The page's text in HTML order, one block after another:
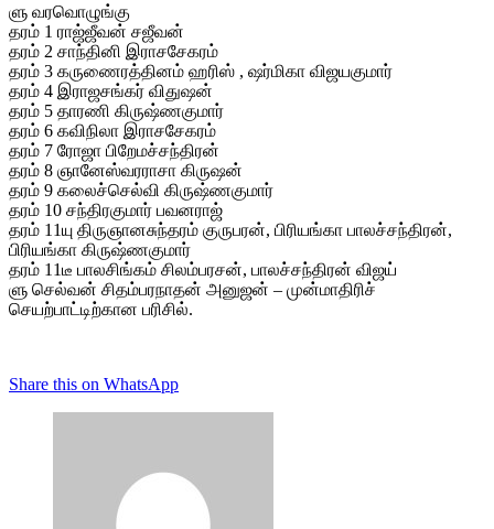
ளு வரவொழுங்கு
தரம் 1 ராஜ்ஜீவன் சஜீவன்
தரம் 2 சாந்தினி இராசசேகரம்
தரம் 3 கருணைரத்தினம் ஹரிஸ் , ஷர்மிகா விஜயகுமார்
தரம் 4 இராஜசங்கர் விதுஷன்
தரம் 5 தாரணி கிருஷ்ணகுமார்
தரம் 6 கவிநிலா இராசசேகரம்
தரம் 7 ரோஜா பிறேமச்சந்திரன்
தரம் 8 ஞானேஸ்வரராசா கிருஷன்
தரம் 9 கலைச்செல்வி கிருஷ்ணகுமார்
தரம் 10 சந்திரகுமார் பவனராஜ்
தரம் 11யு திருஞானசுந்தரம் குருபரன், பிரியங்கா பாலச்சந்திரன்,
பிரியங்கா கிருஷ்ணகுமார்
தரம் 11டீ பாலசிங்கம் சிலம்பரசன், பாலச்சந்திரன் விஜய்
ளு செல்வன் சிதம்பரநாதன் அனுஜன் – முன்மாதிரிச்
செயற்பாட்டிற்கான பரிசில்.
Share this on WhatsApp